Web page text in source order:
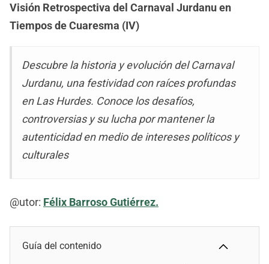
Visión Retrospectiva del Carnaval Jurdanu en
Tiempos de Cuaresma (IV)
Descubre la historia y evolución del Carnaval
Jurdanu, una festividad con raíces profundas
en Las Hurdes. Conoce los desafíos,
controversias y su lucha por mantener la
autenticidad en medio de intereses políticos y
culturales
@utor: Félix Barroso Gutiérrez.
Guía del contenido